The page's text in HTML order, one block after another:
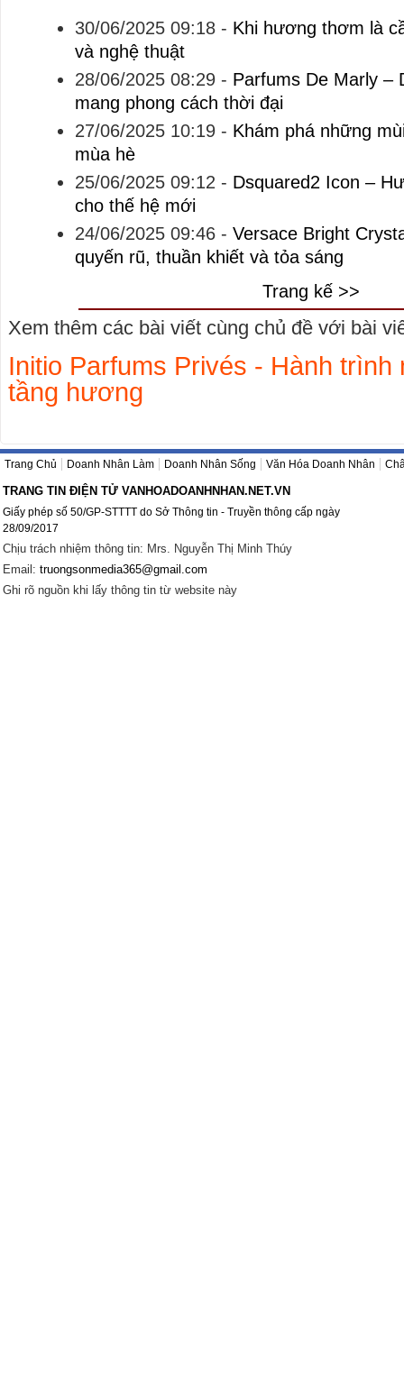
30/06/2025 09:18- Khi hương thơm là
và nghệ thuật
28/06/2025 08:29- Parfums De Marly –
mang phong cách thời đại
27/06/2025 10:19- Khám phá những
mùa hè
25/06/2025 09:12 - Dsquared2 Icon –
cho thế hệ mới
24/06/2025 09:46- Versace Bright
quyến rũ, thuần khiết và tỏa sáng
Trang kế >>
Xem thêm các bài viết cùng chủ đề với bài
Initio Parfums Privés - Hành trình
tầng hương
Trang Chủ Doanh Nhân Làm Doanh Nhân Sống Văn Hóa Doanh Nhân
TRANG TIN ĐIỆN TỬ VANHOADOANHNHAN.NET.VN
Giấy phép số 50/GP-STTTT do Sở Thông tin - Truyền thông cấp ngày
28/09/2017
Chịu trách nhiệm thông tin: Mrs. Nguyễn Thị Minh Thúy
Email: truongsonmedia365@gmail.com
Ghi rõ nguồn khi lấy thông tin từ website này